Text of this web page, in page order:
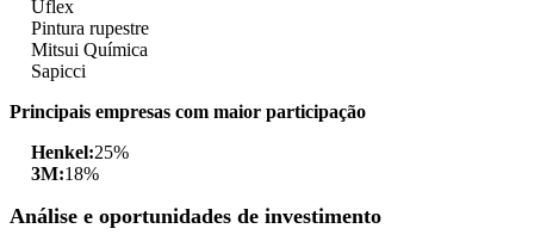
Uflex
Pintura rupestre
Mitsui Química
Sapicci
Principais empresas com maior participação
Henkel:25%
3M:18%
Análise e oportunidades de investimento